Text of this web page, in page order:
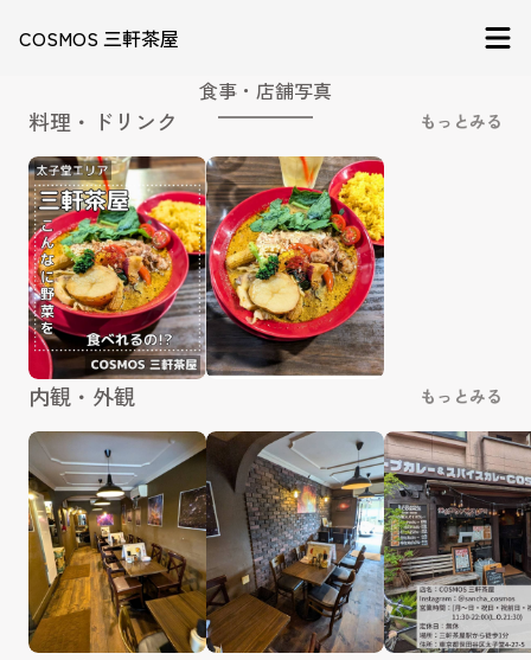
COSMOS 三軒茶屋
食事・店舗写真
料理・ドリンク もっとみる
内観・外観 もっとみる